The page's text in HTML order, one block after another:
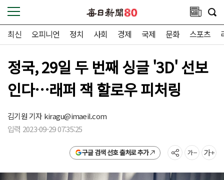
최신 오피니언 정치 사회 경제 국제 문화 스포츠
정국, 29일 두 번째 싱글 '3D' 선보
인다…래퍼 잭 할로우 피처링
김기원 기자kiragu@imaeil.com
입력 2023-09-29 07:35:25
구글 검색 선호 출처로 추가